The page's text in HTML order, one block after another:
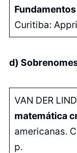
Curitiba:
d)
VAN DER
matemática
americanas.
p.